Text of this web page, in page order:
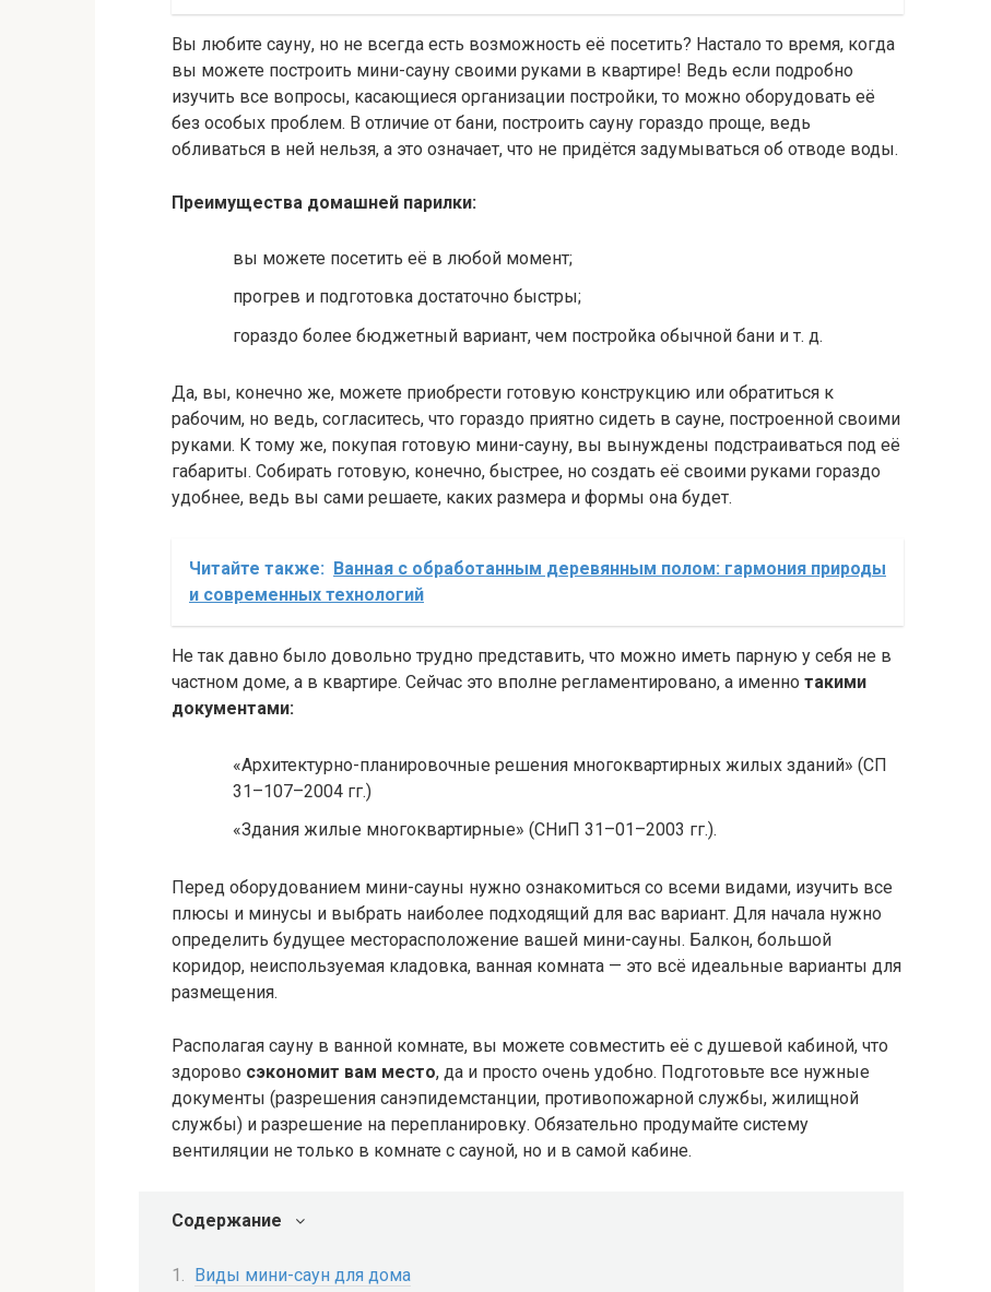
Вы любите сауну, но не всегда есть возможность её посетить? Настало то время, когда
вы можете построить мини-сауну своими руками в квартире! Ведь если подробно
изучить все вопросы, касающиеся организации постройки, то можно оборудовать её
без особых проблем. В отличие от бани, построить сауну гораздо проще, ведь
обливаться в ней нельзя, а это означает, что не придётся задумываться об отводе воды.
Преимущества домашней парилки:
вы можете посетить её в любой момент;
прогрев и подготовка достаточно быстры;
гораздо более бюджетный вариант, чем постройка обычной бани и т. д.
Да, вы, конечно же, можете приобрести готовую конструкцию или обратиться к
рабочим, но ведь, согласитесь, что гораздо приятно сидеть в сауне, построенной своими
руками. К тому же, покупая готовую мини-сауну, вы вынуждены подстраиваться под её
габариты. Собирать готовую, конечно, быстрее, но создать её своими руками гораздо
удобнее, ведь вы сами решаете, каких размера и формы она будет.
Читайте также:
Ванная с обработанным деревянным полом: гармония природы
и современных технологий
Не так давно было довольно трудно представить, что можно иметь парную у себя не в
частном доме, а в квартире. Сейчас это вполне регламентировано, а именно такими
документами:
«Архитектурно-планировочные решения многоквартирных жилых зданий» (СП
31–107–2004 гг.)
«Здания жилые многоквартирные» (СНиП 31–01–2003 гг.).
Перед оборудованием мини-сауны нужно ознакомиться со всеми видами, изучить все
плюсы и минусы и выбрать наиболее подходящий для вас вариант. Для начала нужно
определить будущее месторасположение вашей мини-сауны. Балкон, большой
коридор, неиспользуемая кладовка, ванная комната — это всё идеальные варианты для
размещения.
Располагая сауну в ванной комнате, вы можете совместить её с душевой кабиной, что
здорово сэкономит вам место, да и просто очень удобно. Подготовьте все нужные
документы (разрешения санэпидемстанции, противопожарной службы, жилищной
службы) и разрешение на перепланировку. Обязательно продумайте систему
вентиляции не только в комнате с сауной, но и в самой кабине.
Содержание
Виды мини-саун для дома